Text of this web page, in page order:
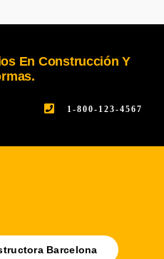
En Construcción Y
1-800-123-4567
Barcelona